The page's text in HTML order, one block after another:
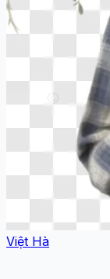
Việt Hà